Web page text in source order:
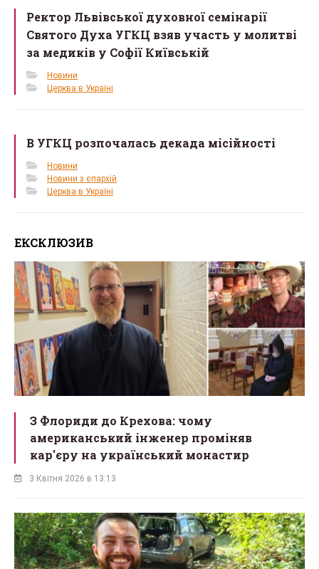
Ректор Львівської духовної семінарії
Святого Духа УГКЦ взяв участь у молитві
за медиків у Софії Київській
Новини
Церква в Україні
В УГКЦ розпочалась декада місійності
Новини
Новини з єпархій
Церква в Україні
ЕКСКЛЮЗИВ
З Флориди до Крехова: чому
американський інженер проміняв
кар'єру на український монастир
3 Квітня 2026 в 13:13